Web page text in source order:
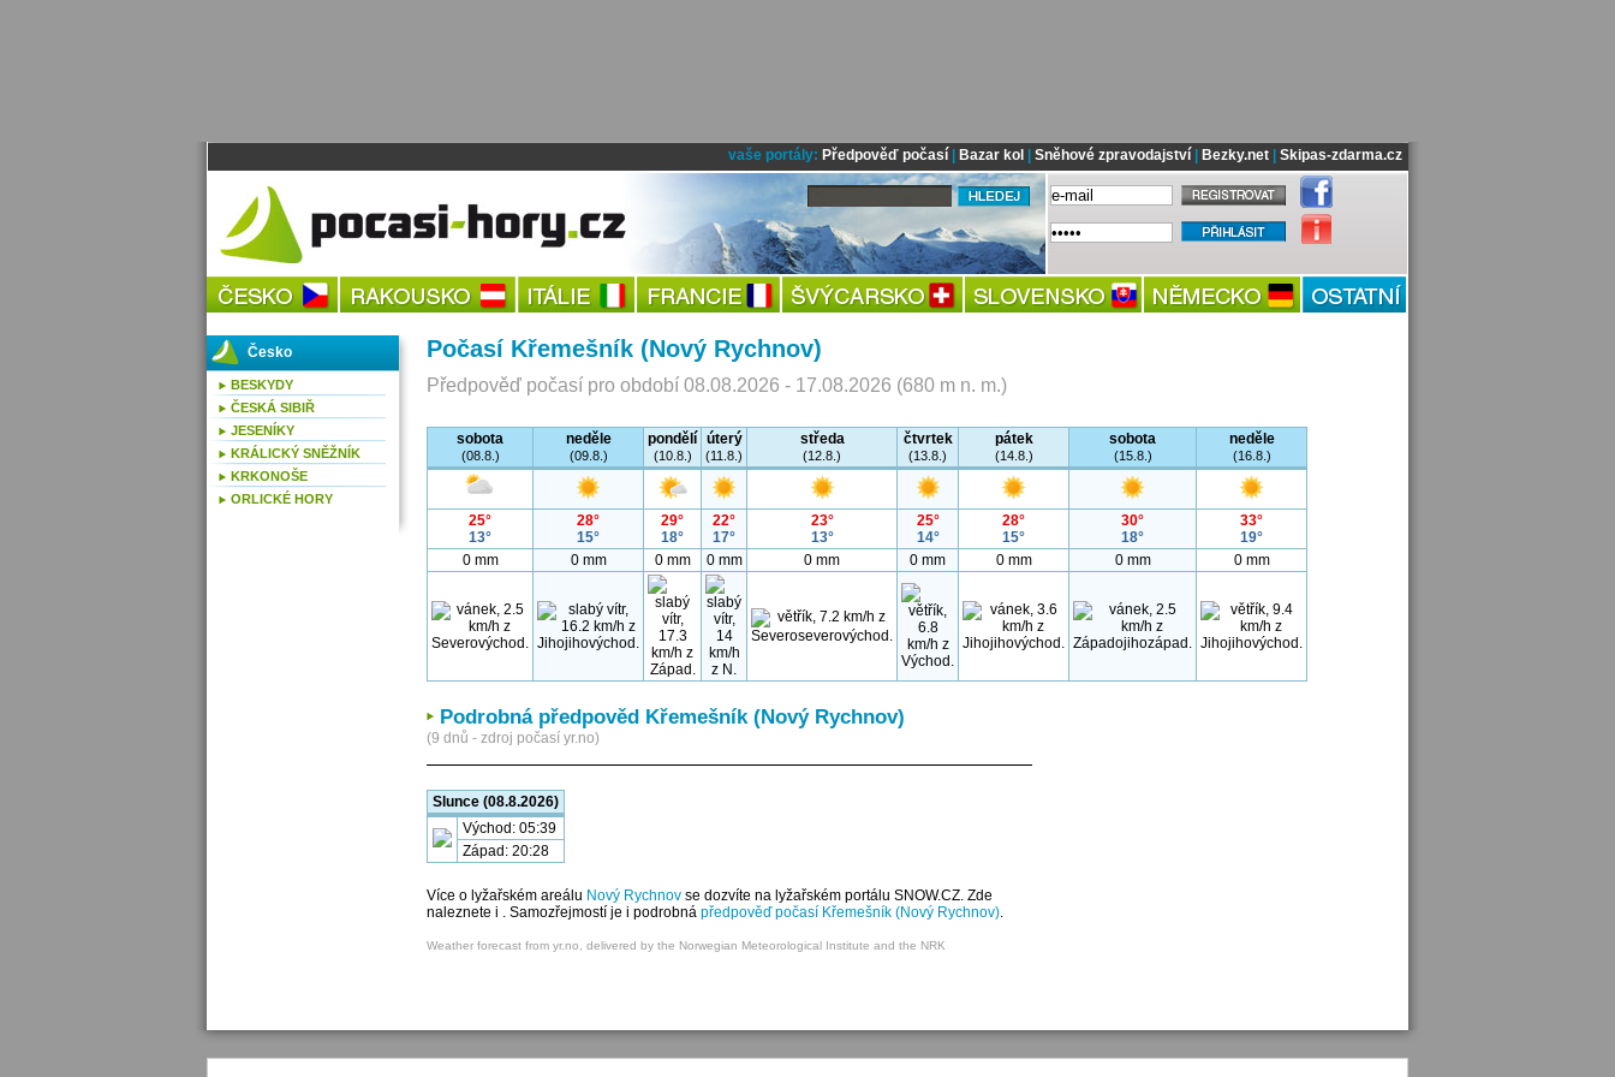
vaše portály: Předpověď počasí| Bazar kol Sněhové zpravodajství| Bezky.net| Skipas-zdarma.cz
Počasí Křemešník (Nový Rychnov)
Předpověď počasí pro období 08.08.2026 - 17.08.2026 (680 m n. m.)
sobota
(08.8.)
neděle
(09.8.)
pondělí
(10.8.)
úterý
(11.8.)
středa
(12.8.)
čtvrtek
(13.8.)
pátek
(14.8.)
sobota
(15.8.)
neděle
(16.8.)
25°
13°
28°
15°
29°
18°
22°
17°
23°
13°
25°
14°
28°
15°
30°
18°
33°
19°
0 mm
0 mm 0 mm 0 mm 0 mm 0 mm 0 mm 0 mm 0 mm
Podrobná předpověd Křemešník (Nový Rychnov)
(9 dnů - zdroj počasí yr.no)
Slunce (08.8.2026)
Východ: 05:39
Západ: 20:28
Více o lyžařském areálu Nový Rychnov se dozvíte na lyžařském portálu SNOW.CZ. Zde
naleznete i . Samozřejmostí je i podrobná předpověď počasí Křemešník (Nový Rychnov).
Weather forecast from yr.no, delivered by the Norwegian Meteorological Institute and the NRK
Česko
BESKYDY
ČESKÁ SIBIŘ
JESENÍKY
KRÁLICKÝ SNĚŽNÍK
KRKONOŠE
ORLICKÉ HORY